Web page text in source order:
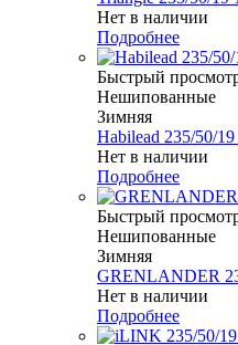
Нет в наличии
Подробнее
Быстрый
Нешипованные
Зимняя
Habilead 235/50/
Нет в наличии
Подробнее
Быстрый
Нешипованные
Зимняя
GRENLANDER
Нет в наличии
Подробнее